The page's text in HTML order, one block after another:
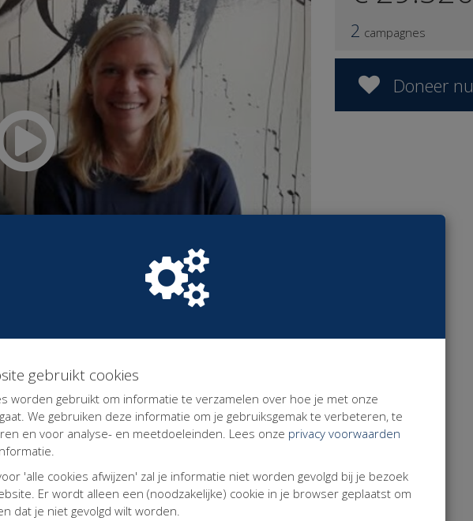
Werkenden: mensen die zelf de regie willen
Omdat alleen de traditionele polderpartijen zich
Werkenden vaak genegeerd of naar traditionele
voor de economie en voor de samenleving. Daar
Modern Werkenden te verenigen en door zich actief
de arbeidsmarkt en het sociale stelsel.
2 campagnes
Doneer nu
gebruikt cookies
worden gebruikt om informatie te verzamelen over hoe je met onze
We gebruiken deze informatie om je gebruiksgemak te verbeteren, te
en voor analyse- en meetdoeleinden. Lees onze privacy voorwaarden
'alle cookies afwijzen' zal je informatie niet worden gevolgd bij je bezoek
Er wordt alleen een (noodzakelijke) cookie in je browser geplaatst om
dat je niet gevolgd wilt worden.